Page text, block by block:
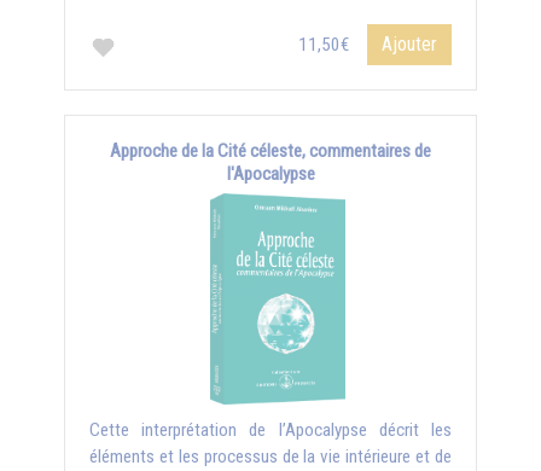
11,50€ Ajouter
Approche de la Cité céleste, commentaires de
l'Apocalypse
Cette interprétation de l’Apocalypse décrit les
éléments et les processus de la vie intérieure et de